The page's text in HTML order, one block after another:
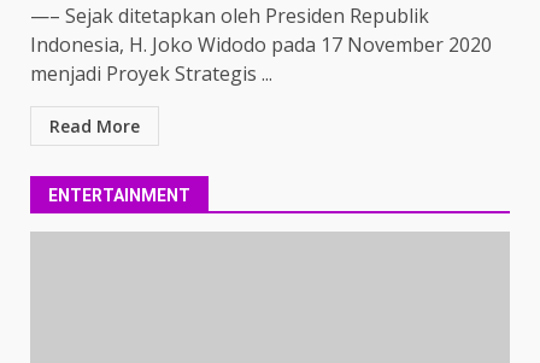
—– Sejak ditetapkan oleh Presiden Republik
Indonesia, H. Joko Widodo pada 17 November 2020
menjadi Proyek Strategis ...
Read More
ENTERTAINMENT